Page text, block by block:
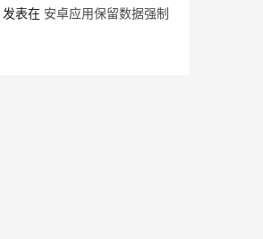
发表在 安卓应用保留数据强制